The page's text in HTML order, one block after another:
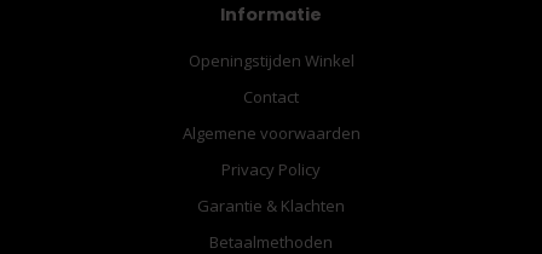
Informatie
Openingstijden Winkel
Contact
Algemene voorwaarden
Privacy Policy
Garantie & Klachten
Betaalmethoden